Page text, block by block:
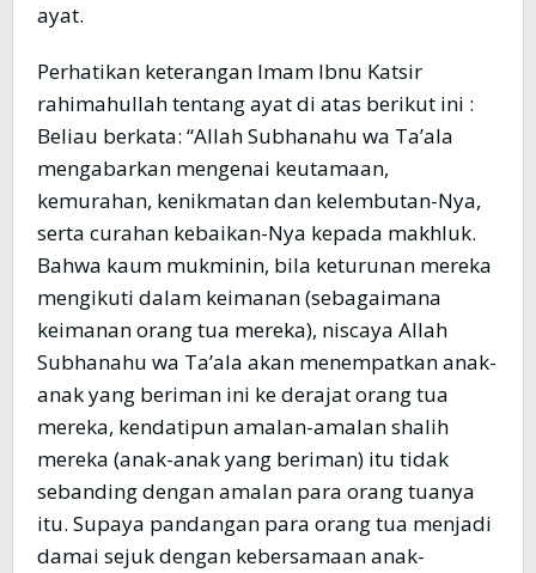
ayat.
Perhatikan keterangan Imam Ibnu Katsir
rahimahullah tentang ayat di atas berikut ini :
Beliau berkata: “Allah Subhanahu wa Ta’ala
mengabarkan mengenai keutamaan,
kemurahan, kenikmatan dan kelembutan-Nya,
serta curahan kebaikan-Nya kepada makhluk.
Bahwa kaum mukminin, bila keturunan mereka
mengikuti dalam keimanan (sebagaimana
keimanan orang tua mereka), niscaya Allah
Subhanahu wa Ta’ala akan menempatkan anak-
anak yang beriman ini ke derajat orang tua
mereka, kendatipun amalan-amalan shalih
mereka (anak-anak yang beriman) itu tidak
sebanding dengan amalan para orang tuanya
itu. Supaya pandangan para orang tua menjadi
damai sejuk dengan kebersamaan anak-